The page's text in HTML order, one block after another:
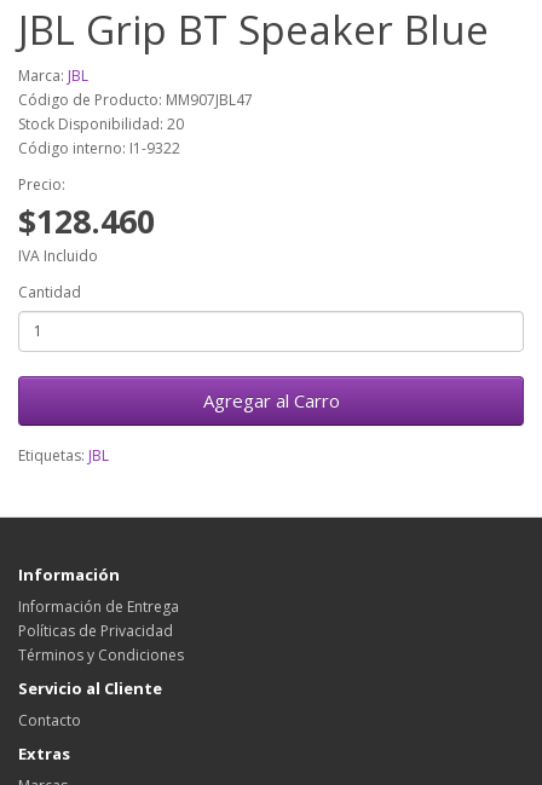
JBL Grip BT Speaker Blue
Marca: JBL
Código de Producto: MM907JBL47
Stock Disponibilidad: 20
Código interno: I1-9322
Precio:
$128.460
IVA Incluido
Cantidad
Agregar al Carro
Etiquetas: JBL
Información
Información de Entrega
Políticas de Privacidad
Términos y Condiciones
Servicio al Cliente
Contacto
Extras